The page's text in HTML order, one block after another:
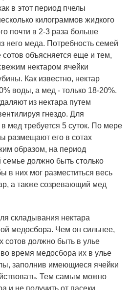
в этот период пчелы
килограммов жидкого
почти в 2-3 раза больше
него меда. Потребность семей
объясняется еще и тем,
нектаром ячейки
Как известно, нектар
воды, а мед - только 18-20%.
из нектара путем
гнездо. Для
мед требуется 5 суток. По мере
размещают его в сотах
образом, на период
должно быть столько
в них мог разместиться весь
а также созревающий мед
складывания нектара
медосбора. Чем он сильнее,
сотов должно быть в улье
время медосбора их в улье
заполнив имеющиеся ячейки
Тем самым можно
и не получить от пасеки